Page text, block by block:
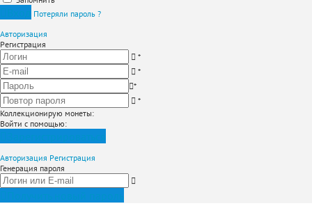
Потеряли пароль ?
Авторизация
Регистрация
*
*
*
*
Коллекционирую монеты:
Войти с помощью:
Авторизация Регистрация
Генерация пароля